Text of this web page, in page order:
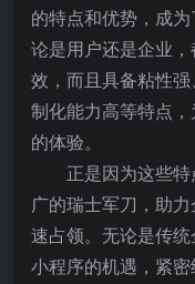
的特点和优势，成
论是用户还是企业
效，而且具备粘性
制化能力高等特点
的体验。
正是因为这些
广的瑞士军刀，助
速占领。无论是传
小程序的机遇，紧